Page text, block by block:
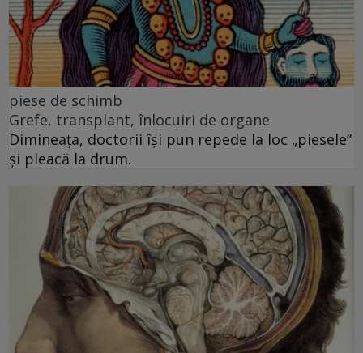
piese de schimb
Grefe, transplant, înlocuiri de organe
Dimineața, doctorii își pun repede la loc „piesele”
și pleacă la drum.